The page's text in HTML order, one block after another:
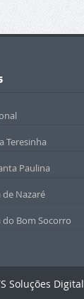
Teresinha
Paulina
de Nazaré
do Bom Socorro
Soluções Digital